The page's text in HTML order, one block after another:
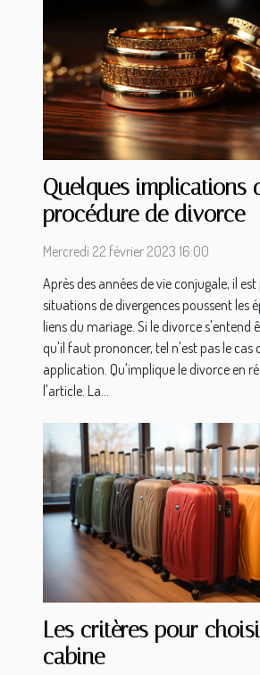
Quelques implications
procédure de divorce
Mercredi 22 février 2023 16:00
Après des années de vie conjugale, il
situations de divergences poussent les
liens du mariage. Si le divorce s'entend
qu'il faut prononcer, tel n'est pas le cas
application. Qu'implique le divorce en
l'article. La...
Les critères pour
cabine